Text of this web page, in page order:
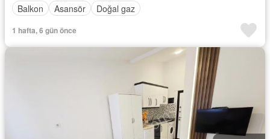
Balkon
Asansör Doğal gaz
1 hafta, 6 gün önce